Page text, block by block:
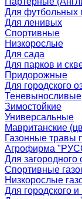
Для футбольных
Для ленивых
Спортивные
Низкорослые
Для сада
Для парков и
Придорожные
Для городского
Теневыносливые
Зимостойкие
Универсальные
Мавританские
Газонные травы
Агрофирма
Для загородного
Спортивные
Низкорослые
Для городского